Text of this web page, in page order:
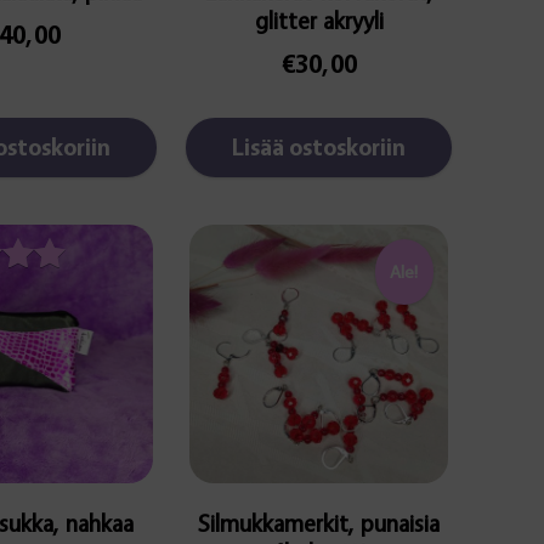
40,00
glitter akryyli
€30,00
Lisää ostoskoriin
nahkaa
Ale!
Silmukkamerkit, punaisia